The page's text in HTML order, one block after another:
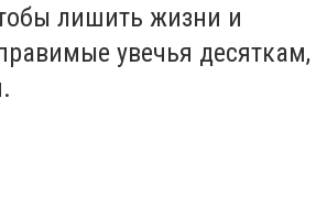
лишить жизни и
увечья десяткам,